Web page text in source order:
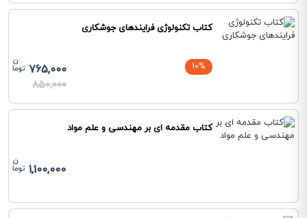
کتاب تکنولوژی فرایندهای جوشکاری
10%
765,000
850,000
کتاب مقدمه ای بر مهندسی و علم مواد
1,100,000